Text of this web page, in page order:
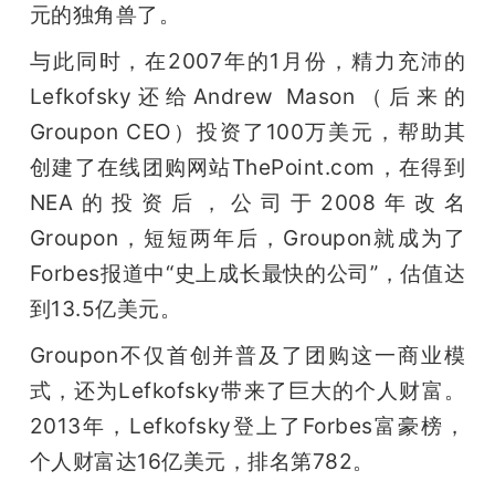
元的独角兽了。
与此同时，在2007年的1月份，精力充沛的
Lefkofsky还给Andrew Mason（后来的
Groupon CEO）投资了100万美元，帮助其
创建了在线团购网站ThePoint.com，在得到
NEA的投资后，公司于2008年改名
Groupon，短短两年后，Groupon就成为了
Forbes报道中“史上成长最快的公司”，估值达
到13.5亿美元。
Groupon不仅首创并普及了团购这一商业模
式，还为Lefkofsky带来了巨大的个人财富。
2013年，Lefkofsky登上了Forbes富豪榜，
个人财富达16亿美元，排名第782。